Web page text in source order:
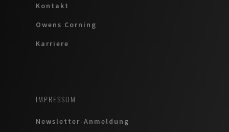
Kontakt
Owens Corning
Karriere
IMPRESSUM
Newsletter-Anmeldung